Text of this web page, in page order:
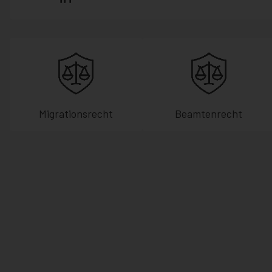
Migrationsrecht Beamtenrecht